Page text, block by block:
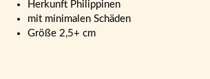
Herkunft Philippinen
mit minimalen Schäden
Größe 2,5+ cm